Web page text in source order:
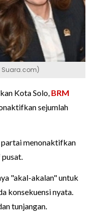
Suara.com)
Kota Solo, BRM
sejumlah
partai menonaktifkan
"akal-akalan" untuk
konsekuensi nyata.
tunjangan.